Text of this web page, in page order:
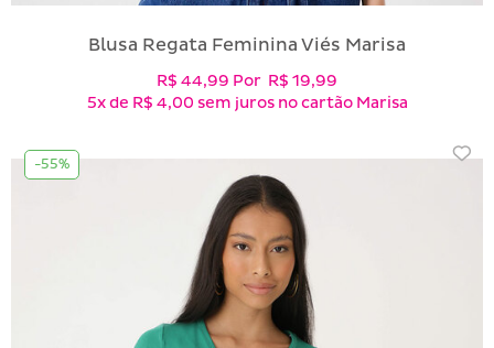
Blusa Regata Feminina Viés Marisa
R$ 44,99 Por R$ 19,99
5xde R$ 4,00 sem juros no cartão Marisa
-55%